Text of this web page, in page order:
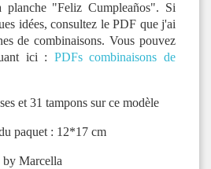
planche "Feliz Cumpleaños". Si
idées, consultez le PDF que j'ai
de combinaisons. Vous pouvez
ici : PDFs combinaisons de
et 31 tampons sur ce modèle
paquet : 12*17 cm
Marcella